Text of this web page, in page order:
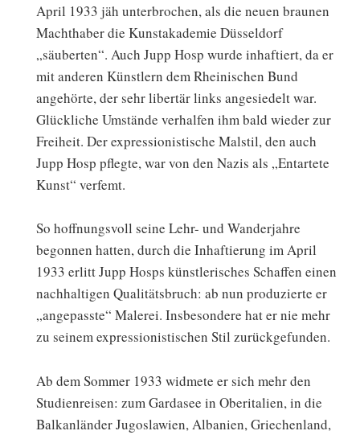
April 1933 jäh unterbrochen, als die neuen braunen
Machthaber die Kunstakademie Düsseldorf
„säuberten“. Auch Jupp Hosp wurde inhaftiert, da er
mit anderen Künstlern dem Rheinischen Bund
angehörte, der sehr libertär links angesiedelt war.
Glückliche Umstände verhalfen ihm bald wieder zur
Freiheit. Der expressionistische Malstil, den auch
Jupp Hosp pflegte, war von den Nazis als „Entartete
Kunst“ verfemt.
So hoffnungsvoll seine Lehr- und Wanderjahre
begonnen hatten, durch die Inhaftierung im April
1933 erlitt Jupp Hosps künstlerisches Schaffen einen
nachhaltigen Qualitätsbruch: ab nun produzierte er
„angepasste“ Malerei. Insbesondere hat er nie mehr
zu seinem expressionistischen Stil zurückgefunden.
Ab dem Sommer 1933 widmete er sich mehr den
Studienreisen: zum Gardasee in Oberitalien, in die
Balkanländer Jugoslawien, Albanien, Griechenland,